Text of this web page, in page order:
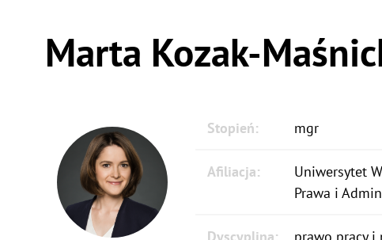
Marta Kozak-
Stopień: mgr
Afiliacja:
Uniwersytet
Prawa i